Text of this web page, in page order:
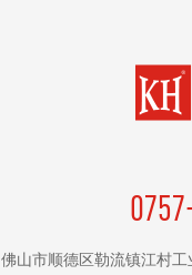
佛山市顺德区勒流镇江村